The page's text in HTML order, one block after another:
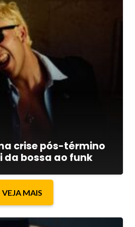
crise pós-término
da bossa ao funk
VEJA MAIS